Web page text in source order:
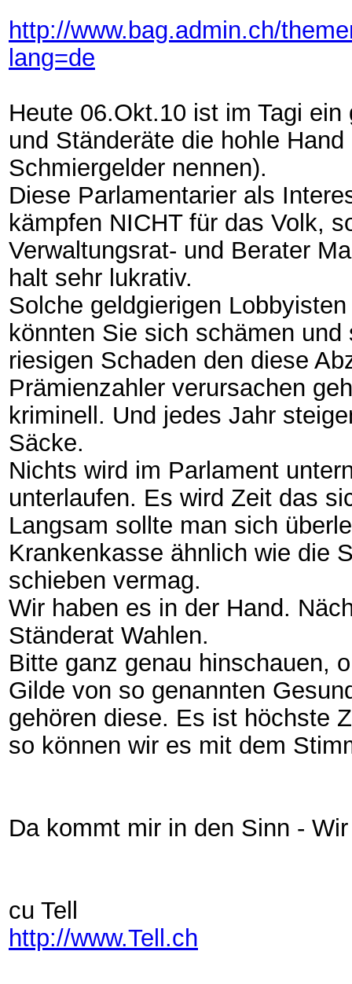
http://www.bag.admin.ch/
lang=de
Heute 06.Okt.10 ist im Tagi
und Ständeräte die hohle
Schmiergelder nennen).
Diese Parlamentarier als
kämpfen NICHT für das Volk,
Verwaltungsrat- und Berater
halt sehr lukrativ.
Solche geldgierigen
könnten Sie sich schämen
riesigen Schaden den diese
Prämienzahler verursachen
kriminell. Und jedes Jahr
Säcke.
Nichts wird im Parlament
unterlaufen. Es wird Zeit das
Langsam sollte man sich
Krankenkasse ähnlich wie die
schieben vermag.
Wir haben es in der Hand.
Ständerat Wahlen.
Bitte ganz genau hinschauen,
Gilde von so genannten
gehören diese. Es ist höchste
so können wir es mit dem
Da kommt mir in den Sinn -
cu Tell
http://www.Tell.ch